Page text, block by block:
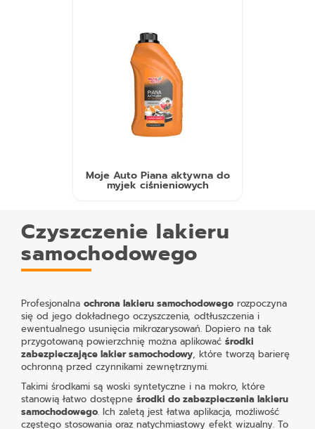
Moje Auto Piana aktywna do
myjek ciśnieniowych
Czyszczenie lakieru
samochodowego
Profesjonalna ochrona lakieru samochodowego rozpoczyna
się od jego dokładnego oczyszczenia, odtłuszczenia i
ewentualnego usunięcia mikrozarysowań. Dopiero na tak
przygotowaną powierzchnię można aplikować środki
zabezpieczające lakier samochodowy, które tworzą barierę
ochronną przed czynnikami zewnętrznymi.
Takimi środkami są woski syntetyczne i na mokro, które
stanowią łatwo dostępne środki do zabezpieczenia lakieru
samochodowego. Ich zaletą jest łatwa aplikacja, możliwość
częstego stosowania oraz natychmiastowy efekt wizualny. To